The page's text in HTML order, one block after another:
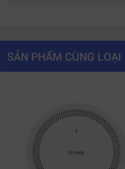
SẢN PHẨM CÙNG LOẠI